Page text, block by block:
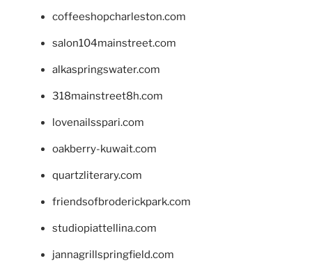
coffeeshopcharleston.com
salon104mainstreet.com
alkaspringswater.com
318mainstreet8h.com
lovenailsspari.com
oakberry-kuwait.com
quartzliterary.com
friendsofbroderickpark.com
studiopiattellina.com
jannagrillspringfield.com